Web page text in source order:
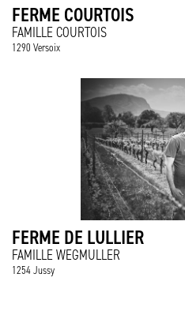
FERME COURTOIS
FAMILLE COURTOIS
1290 Versoix
FERME DE LULLIER
FAMILLE WEGMULLER
1254 Jussy